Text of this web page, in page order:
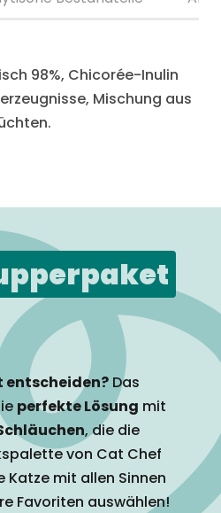
98%, Chicorée-Inulin
Mischung aus
entscheiden? Das
perfekte Lösung mit
, die die
von Cat Chef
Katze mit allen Sinnen
Favoriten auswählen!